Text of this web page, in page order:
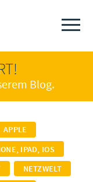
Blog.
APPLE
IPAD, IOS
NETZWELT